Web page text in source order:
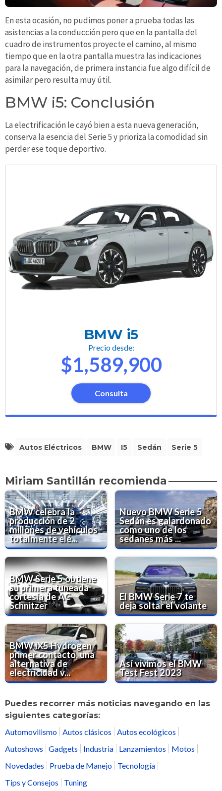
En esta ocasión, no pudimos poner a prueba todas las
asistencias a la conducción pero que en la pantalla del
cuadro de instrumentos proyecte el camino, al mismo
tiempo que en la otra pantalla muestra las indicaciones
para la navegación, de primera instancia fue algo difícil de
asimilar pero resulta muy útil.
BMW i5: Conclusión
La electrificación le cayó bien a esta nueva generación,
conserva la esencia del Serie 5 y prioriza la comodidad sin
perder ese toque deportivo.
BMW i5
Precio desde:
$1,589,900
Consulta
Autos Eléctricos BMW I5 Sedán Serie 5
Miriam Santillán recomienda
BMW celebra la
producción de 2
millones de vehículos
totalmente elé...
Nuevo BMW Serie 5
Sedán es galardonado
como uno de los
sedanes más ...
BMW Serie 5 obtiene
su primera tuneada
cortesía de AC
Schnitzer
El BMW Serie 7 te
deja soltar el volante
BMW iX5 Hydrogen
primer contacto, una
alternativa de
electricidad v...
Así vivimos el BMW
Test Fest 2023
Puedes recorrer más noticias navegando en las
siguientes categorías:
Automovilismo Autos clásicos
Autos ecológicos
Autoshows
Gadgets Industria Lanzamientos
Motos
Novedades
Prueba de Manejo
Tecnología
Tips y Consejos
Tuning